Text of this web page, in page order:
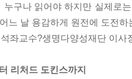
누구나 읽어야 하지만 실제로
느 날 용감하게 원전에 도전
좌교수?생명다양성재단 이사
리처드 도킨스까지